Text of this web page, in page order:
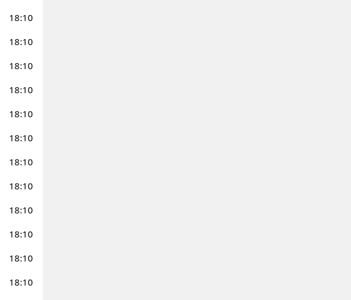
18:10
18:10
18:10
18:10
18:10
18:10
18:10
18:10
18:10
18:10
18:10
18:10